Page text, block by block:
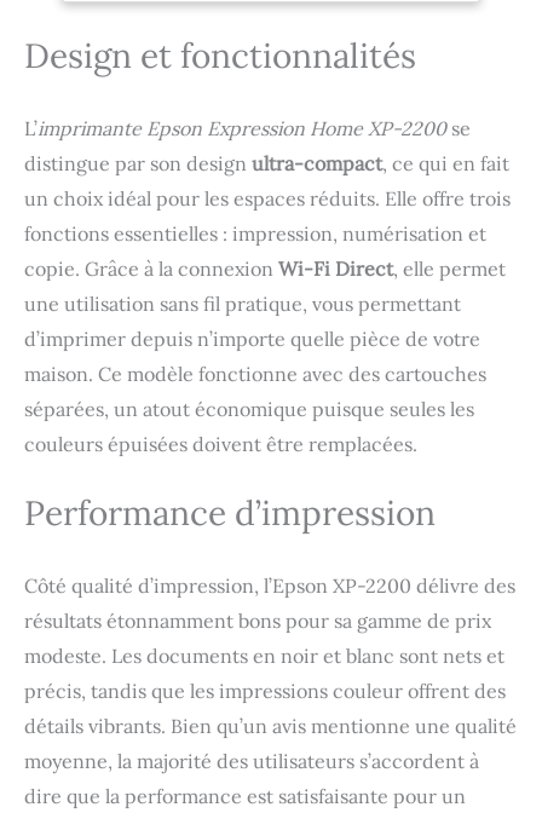
tout en offrant
d'excellentes
performances.
du Wi-Fi et du Wi-Fi
Direct, permettant
d'imprimer et de
numériser sans fil depuis
n'importe où dans la
maison. Le XP-2200 offre
des fonctions conviviales
pour une impression à
domicile transparente.
Intégration des appareils
votre smartphone ou
tablette avec l'application
imprimer, numériser, et
plus. Créez des livres
l'application Epson
Creative Print. Des
impressions abordables
d'encres Epson
Pineapple 604 garantit
des impressions fiables
et claires à un coût
minimal. Combinant des
Design et fonctionnalités
L’imprimante Epson Expression Home XP-2200se
distingue par son design ultra-compact, ce qui en fait
un choix idéal pour les espaces réduits. Elle offre trois
fonctions essentielles : impression, numérisation et
copie. Grâce à la connexion Wi-Fi Direct, elle permet
une utilisation sans fil pratique, vous permettant
d’imprimer depuis n’importe quelle pièce de votre
maison. Ce modèle fonctionne avec des cartouches
séparées, un atout économique puisque seules les
couleurs épuisées doivent être remplacées.
Performance d’impression
Côté qualité d’impression, l’Epson XP-2200 délivre des
résultats étonnamment bons pour sa gamme de prix
modeste. Les documents en noir et blanc sont nets et
précis, tandis que les impressions couleur offrent des
détails vibrants. Bien qu’un avis mentionne une qualité
moyenne, la majorité des utilisateurs s’accordent à
dire que la performance est satisfaisante pour un